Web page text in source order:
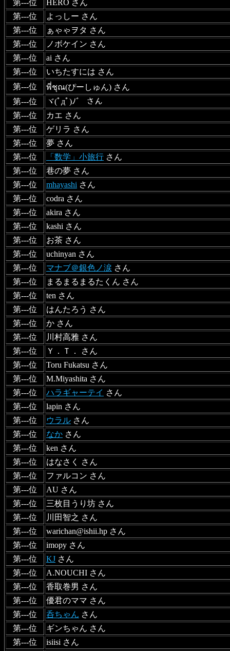
第---位
HERO さん
第---位
よっしー さん
第---位
ぁゃゃヲタ さん
第---位
ノボケイン さん
第---位
ai さん
第---位
いちたすには さん
第---位
พี่ชุณ(ぴーしゅん) さん
第---位
ヾ(ﾟдﾟ)ﾉ゛ さん
第---位
カエ さん
第---位
ゲリラ さん
第---位
夢 さん
第---位
「数学」小旅行 さん
第---位
巷の夢 さん
第---位
mhayashi さん
第---位
codra さん
第---位
akira さん
第---位
kashi さん
第---位
お茶 さん
第---位
uchinyan さん
第---位
マナブ＠銀色ノ涙 さん
第---位
まるまるまるたくん さん
第---位
ten さん
第---位
はんたろう さん
第---位
か さん
第---位
川村高雅 さん
第---位
Ｙ．Ｔ． さん
第---位
Toru Fukatsu さん
第---位
M.Miyashita さん
第---位
ハラギャーテイ さん
第---位
lapin さん
第---位
ウラル さん
第---位
なか さん
第---位
ken さん
第---位
はなさく さん
第---位
ファルコン さん
第---位
AU さん
第---位
三枚目うり坊 さん
第---位
川田智之 さん
第---位
warichan@ishii.hp さん
第---位
imopy さん
第---位
KJ さん
第---位
A.NOUCHI さん
第---位
香取巻男 さん
第---位
優君のママ さん
第---位
呑ちゃん さん
第---位
ギンちゃん さん
第---位
isiisi さん